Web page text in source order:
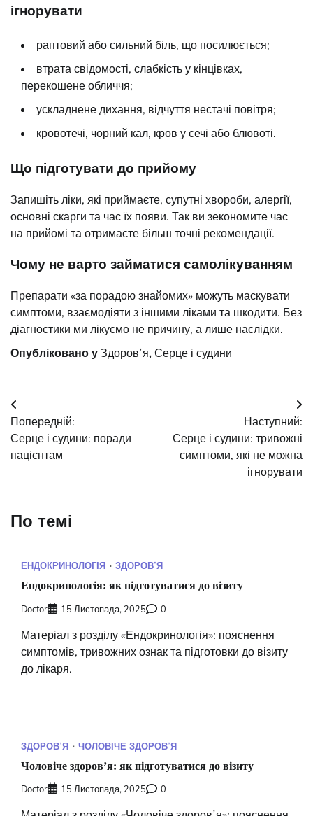
ігнорувати
раптовий або сильний біль, що посилюється;
втрата свідомості, слабкість у кінцівках,
перекошене обличчя;
ускладнене дихання, відчуття нестачі повітря;
кровотечі, чорний кал, кров у сечі або блювоті.
Що підготувати до прийому
Запишіть ліки, які приймаєте, супутні хвороби, алергії,
основні скарги та час їх появи. Так ви зекономите час
на прийомі та отримаєте більш точні рекомендації.
Чому не варто займатися самолікуванням
Препарати «за порадою знайомих» можуть маскувати
симптоми, взаємодіяти з іншими ліками та шкодити. Без
діагностики ми лікуємо не причину, а лише наслідки.
Опубліковано у Здоровʼя, Серце і судини
Навігація
записів
Попередній:
Серце і судини: поради
пацієнтам
Наступний:
Серце і судини: тривожні
симптоми, які не можна
ігнорувати
По темі
ЕНДОКРИНОЛОГІЯ ЗДОРОВʼЯ
Ендокринологія: як підготуватися до візиту
Doctor 15 Листопада, 2025 0
Матеріал з розділу «Ендокринологія»: пояснення
симптомів, тривожних ознак та підготовки до візиту
до лікаря.
ЗДОРОВʼЯ ЧОЛОВІЧЕ ЗДОРОВʼЯ
Чоловіче здоровʼя: як підготуватися до візиту
Doctor 15 Листопада, 2025 0